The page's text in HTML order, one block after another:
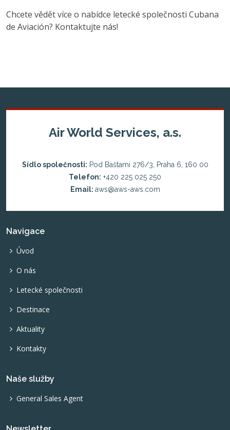
Chcete vědět více o nabídce letecké společnosti Cubana
de Aviación? Kontaktujte nás!
Air World Services, a.s.
Sídlo společnosti: Pod Baštami 276/3, Praha 6, 160 00
Telefon: +420 225 025 250
Email: aws@aws-aws.com
Navigace
Úvod
O nás
Letecké společnosti
Destinace
Aktuality
Kontakty
Naše služby
General Sales Agent